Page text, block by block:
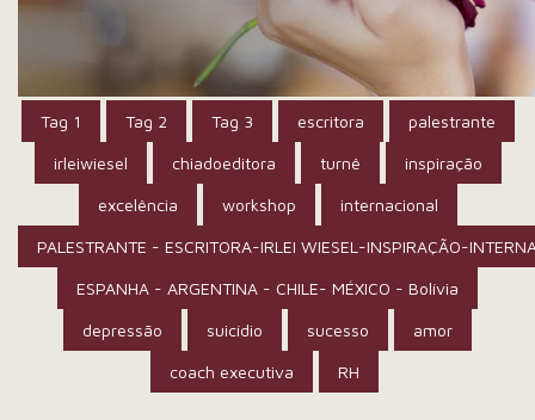
Tag 1 Tag 2 Tag 3 escritora palestrante
irleiwiesel chiadoeditora turnê inspiração
excelência workshop internacional
PALESTRANTE - ESCRITORA-IRLEI WIESEL-INSPIRAÇÃO-
ESPANHA - ARGENTINA - CHILE- MÉXICO - Bolívia
depressão suicídio sucesso amor
coach executiva RH